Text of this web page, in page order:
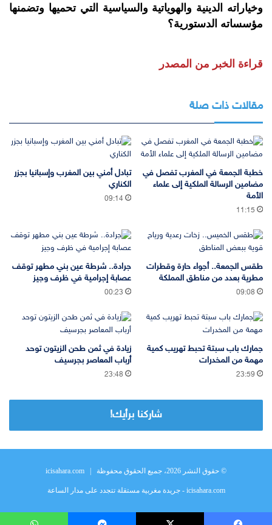
وخياراته الدينية والهوياتية والسياسية التي تحميها وتضمنها
مؤسساته الدستورية؟
قراءة الخبر من المصدر
مقالات ذات صلة
خطبة الجمعة في المغرب تفصل في
مضامين الرسالة الملكية إلى علماء
الأمة
11:15
تبادل أمني بين المغرب وإسبانيا بجزر
الكناري
09:14
طقس الجمعة.. أجواء حارة وقطرات
مطرية بعدد من مناطق المملكة
09:08
جرادة.. شرطة عين بني مطهر توقف
عصابة إجرامية في ظرف وجيز
00:23
جمارك باب سبتة تحبط تهريب كمية
مهمة من المخدرات
23:59
زيادة في ثمن طحن الزيتون توحد
أرباب المعاصر بجرسيف
23:48
شاركنا برأيك!
© حقوق النشر 2026، جميع الحقوق محفوظة | icisahara.com
icisahara.com - جريدة مغربية مستقلة تتجدد على مدار الساعة